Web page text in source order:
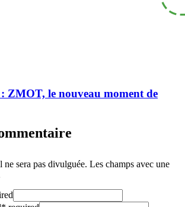
ZMOT, le nouveau moment de
ne sera pas divulguée. Les champs avec une